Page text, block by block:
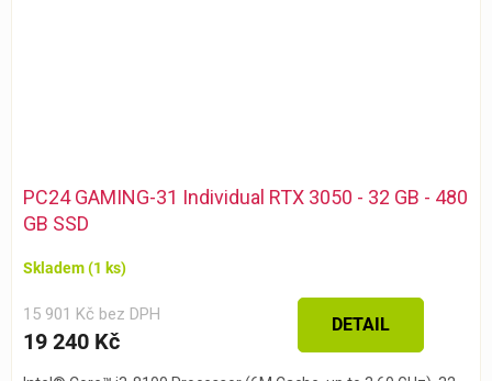
PC24 GAMING-31 Individual RTX 3050 - 32 GB - 480
GB SSD
Skladem(1 ks)
15 901 Kč bez DPH
19 240 Kč
DETAIL